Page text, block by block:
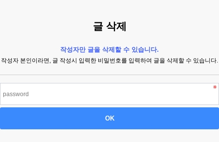
글 삭제
작성자만 글을 삭제할 수 있습니다.
작성자 본인이라면, 글 작성시 입력한 비밀번호를 입력하여 글을 삭제할 수 있습니다.